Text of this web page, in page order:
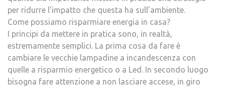
per ridurre l’impatto che questa ha sull’ambiente.
Come possiamo risparmiare energia in casa?
I principi da mettere in pratica sono, in realtà,
estremamente semplici. La prima cosa da fare è
cambiare le vecchie lampadine a incandescenza con
quelle a risparmio energetico o a Led. In secondo luogo
bisogna fare attenzione a non lasciare accese, in giro